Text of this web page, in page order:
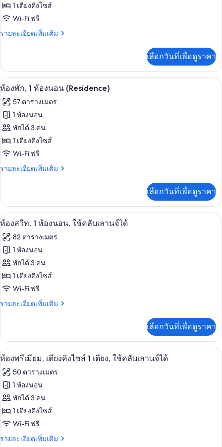
พรีเมียม,
เตียง
คิง
1
เตียง,
ใช้
คลับ
เลา
นจ์
ได้,
1 เตียงคิงไซส์
Wi-Fi ฟรี
รายละเอียดเพิ่มเติม
ราย
เกี่ยว
กับ
ห้อง
เตียง
คิง
ไซส์
เตียง,
ใช้
คลับ
เลา
เมือง
เลือกวันที่เพื่อดูราคา
เปิด
ภาพถ่าย
ทั้งหมด
ของ
ห้อง
พัก,
1
(Residence)
อ่างอาบน้ำและฝักบัวแยกจากกัน, อ่าง
6
ห้องพัก, 1 ห้องนอน (Residence)
57 ตารางเมตร
1 ห้องนอน
พักได้ 3 คน
1 เตียงคิงไซส์
Wi-Fi ฟรี
รายละเอียดเพิ่มเติม
ราย
เกี่ยว
กับ
ห้อง
ห้อง
นอน
(Residence)
เลือกวันที่เพื่อดูราคา
เปิด
ภาพถ่าย
ทั้งหมด
ของ
ห้อง
สวีท,
1
ใช้
คลับ
เลา
นจ์
ได้
ห้องสวีท, 1 ห้องนอน, ใช้คลับเลานจ์ไ
8
ห้องสวีท, 1 ห้องนอน, ใช้คลับเลานจ์ได้
82 ตารางเมตร
1 ห้องนอน
พักได้ 3 คน
1 เตียงคิงไซส์
Wi-Fi ฟรี
รายละเอียดเพิ่มเติม
ราย
เกี่ยว
กับ
ห้อง
ท,
ห้อง
นอน,
ใช้
คลับ
เลา
นจ์
เลือกวันที่เพื่อดูราคา
เปิด
ภาพถ่าย
ทั้งหมด
ของ
ห้อง
พรีเมียม,
เตียง
เครื่องนอนระดับพรีเมียม, ผ้านวมขนเ
10
ห้องพรีเมียม, เตียงคิงไซส์ 1 เตียง, ใช้คลับเลานจ์ได้
50 ตารางเมตร
1 ห้องนอน
พักได้ 3 คน
1 เตียงคิงไซส์
Wi-Fi ฟรี
รายละเอียดเพิ่มเติม
ราย